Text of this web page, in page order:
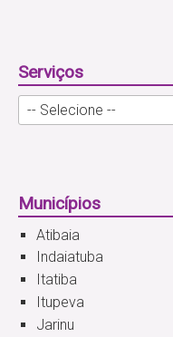
Serviços
Municípios
Atibaia
Indaiatuba
Itatiba
Itupeva
Jarinu